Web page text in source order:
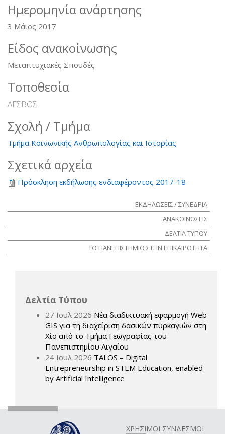
Ημερομηνία ανάρτησης
3 Μάιος 2017
Είδος ανακοίνωσης
Μεταπτυχιακές Σπουδές
Τοποθεσία
ΛΕΣΒΟΣ
Σχολή / Τμήμα
Τμήμα Κοινωνικής Ανθρωπολογίας και Ιστορίας
Σχετικά αρχεία
Πρόσκληση εκδήλωσης ενδιαφέροντος 2017-18
ΕΚΔΗΛΩΣΕΙΣ / ΣΥΝΕΔΡΙΑ
ΑΝΑΚΟΙΝΩΣΕΙΣ
ΔΕΛΤΙΑ ΤΥΠΟΥ
ΤΟ ΠΑΝΕΠΙΣΤΗΜΙΟ ΣΤΗΝ ΕΠΙΚΑΙΡΟΤΗΤΑ
Δελτία Τύπου
27 Ιουλ 2026 Νέα διαδικτυακή εφαρμογή Web
GIS για τη διαχείριση δασικών πυρκαγιών στη
Χίο από το Τμήμα Γεωγραφίας του
Πανεπιστημίου Αιγαίου
24 Ιουλ 2026 TALOS – Digital
Entrepreneurship in STEM Education, enabled
by Artificial Intelligence
ΧΡΗΣΙΜΟΙ ΣΥΝΔΕΣΜΟΙ